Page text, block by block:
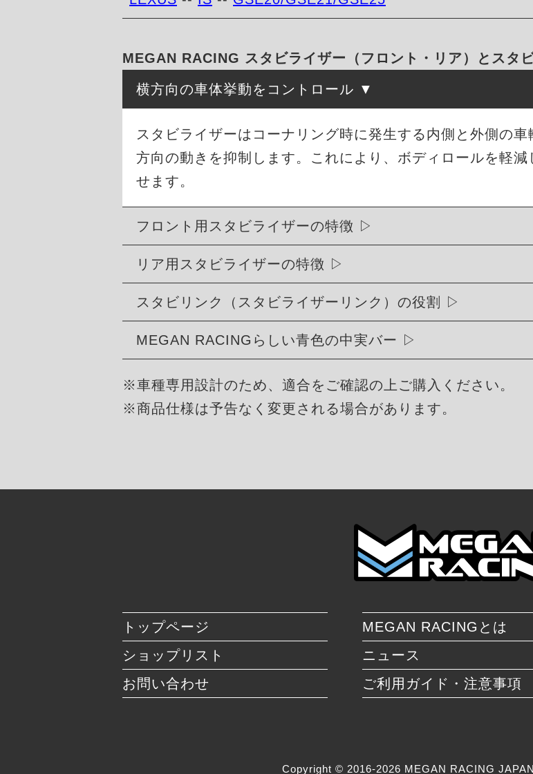
MEGAN RACING スタビライザー（フロント・リア）とスタ
横方向の車体挙動をコントロール
スタビライザーはコーナリング時に発生する内側と外側の
方向の動きを抑制します。これにより、ボディロールを軽
せます。
フロント用スタビライザーの特徴
リア用スタビライザーの特徴
スタビリンク（スタビライザーリンク）の役割
MEGAN RACINGらしい青色の中実バー
※車種専用設計のため、適合をご確認の上ご購入ください。
※商品仕様は予告なく変更される場合があります。
トップページ MEGAN RACINGとは
ショップリスト
ニュース
お問い合わせ
ご利用ガイド・注意事項
Copyright © 2016-2026 MEGAN RACING